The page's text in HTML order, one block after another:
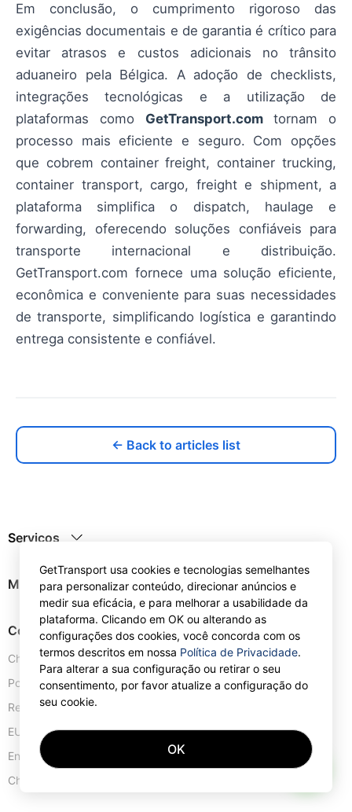
Em conclusão, o cumprimento rigoroso das
exigências documentais e de garantia é crítico para
evitar atrasos e custos adicionais no trânsito
aduaneiro pela Bélgica. A adoção de checklists,
integrações tecnológicas e a utilização de
plataformas como GetTransport.comtornam o
processo mais eficiente e seguro. Com opções
que cobrem container freight, container trucking,
container transport, cargo, freight e shipment, a
plataforma simplifica o dispatch, haulage e
forwarding, oferecendo soluções confiáveis para
transporte internacional e distribuição.
GetTransport.com fornece uma solução eficiente,
econômica e conveniente para suas necessidades
de transporte, simplificando logística e garantindo
entrega consistente e confiável.
← Back to articles list
Serviços
Mapa do site
Contactos
Chipre:
+357 25 123889
Portugal:
+351 30 0528110
Reino Unido:
EUA:
+1 302 240 28 90
Endereço de e-mail:
info@gettransport.com
Chipre:
GetTransport usa cookies e tecnologias semelhantes
para personalizar conteúdo, direcionar anúncios e
medir sua eficácia, e para melhorar a usabilidade da
plataforma. Clicando em OK ou alterando as
configurações dos cookies, você concorda com os
termos descritos em nossa Política de Privacidade.
Para alterar a sua configuração ou retirar o seu
consentimento, por favor atualize a configuração do
seu cookie.
OK
AI